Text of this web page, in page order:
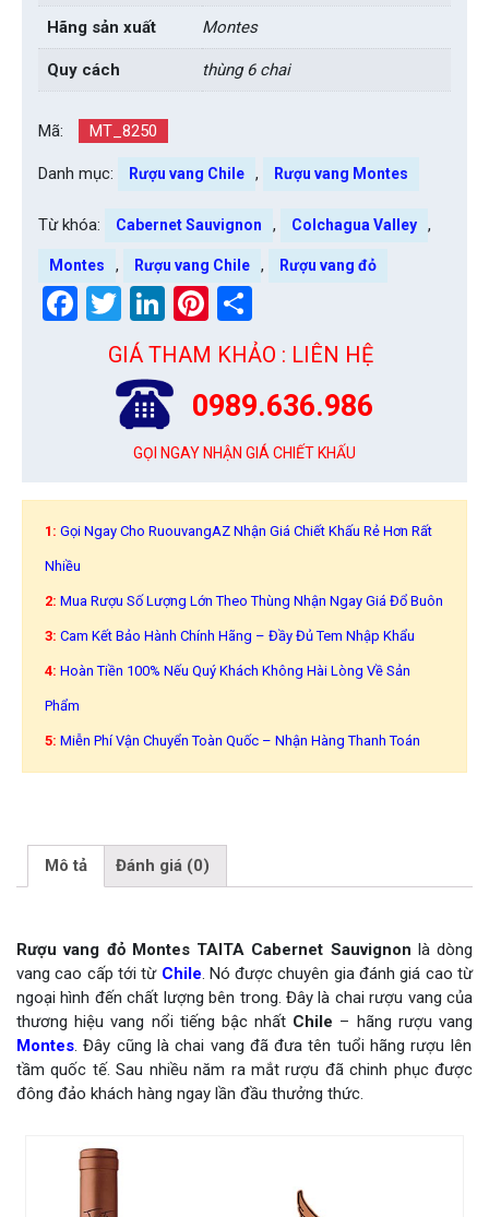
Hãng sản xuất Montes
Quy cách thùng 6 chai
Mã: MT_8250
Danh mục: Rượu vang Chile , Rượu vang Montes
Từ khóa: Cabernet Sauvignon , Colchagua Valley ,
Montes , Rượu vang Chile , Rượu vang đỏ
Facebook
Twitter
LinkedIn
Pinterest
GIÁ THAM KHẢO : LIÊN HỆ
0989.636.986
GỌI NGAY NHẬN GIÁ CHIẾT KHẤU
1: Gọi Ngay Cho RuouvangAZ Nhận Giá Chiết Khấu Rẻ Hơn Rất
Nhiều
2: Mua Rượu Số Lượng Lớn Theo Thùng Nhận Ngay Giá Đổ Buôn
3: Cam Kết Bảo Hành Chính Hãng – Đầy Đủ Tem Nhập Khẩu
4: Hoàn Tiền 100% Nếu Quý Khách Không Hài Lòng Về Sản
Phẩm
5: Miễn Phí Vận Chuyển Toàn Quốc – Nhận Hàng Thanh Toán
Mô tả Đánh giá (0)
Rượu vang đỏ Montes TAITA Cabernet Sauvignon là dòng
vang cao cấp tới từ Chile. Nó được chuyên gia đánh giá cao từ
ngoại hình đến chất lượng bên trong. Đây là chai rượu vang của
thương hiệu vang nổi tiếng bậc nhất Chile – hãng rượu vang
Montes. Đây cũng là chai vang đã đưa tên tuổi hãng rượu lên
tầm quốc tế. Sau nhiều năm ra mắt rượu đã chinh phục được
đông đảo khách hàng ngay lần đầu thưởng thức.